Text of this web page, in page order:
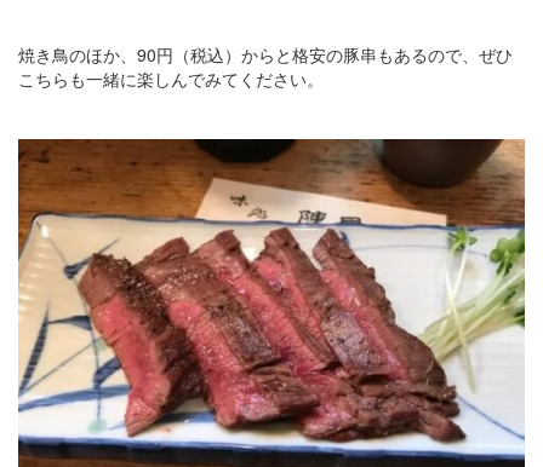
焼き鳥のほか、90円（税込）からと格安の豚串もあるので、ぜひ
こちらも一緒に楽しんでみてください。